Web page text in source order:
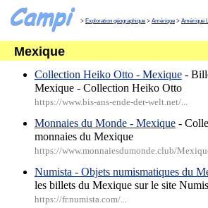
> Exploration géographique > Amérique > Amérique
Mexique
Collection Heiko Otto - Mexique-
Mexique - Collection Heiko Otto
https://www.bis-ans-ende-der-welt.net/...
Monnaies du Monde - Mexique-
monnaies du Mexique
https://www.monnaiesdumonde.club/
Numista - Objets numismatiques du
les billets du Mexique sur le site
https://fr.numista.com/...